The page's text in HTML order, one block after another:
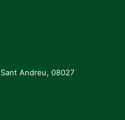
Andreu, 08027